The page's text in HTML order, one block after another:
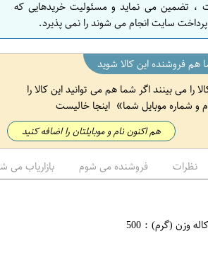
ا
ن
، تضمین می نماید و مسئولیت خریدهایی که
پرداخت سایت انجام می شوند را نمی پذیرد.
هم فروشنده این کالا شوید
را می بینند اگر شما هم می توانید این کالا را
و شماره موبایل شما اینجا خالیست
هم اکنون نام و موبایلتان را اضافه کنید
نظرات فروشنده می شوم بازاریاب می
وزن (گرم) : 500